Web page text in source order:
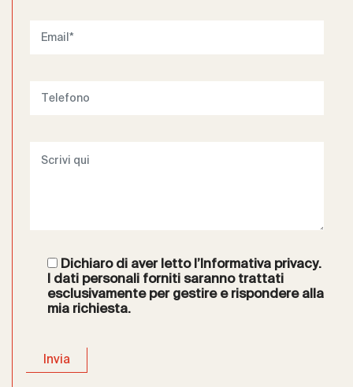
Dichiaro di aver letto l’Informativa privacy.
I dati personali forniti saranno trattati
esclusivamente per gestire e rispondere alla
mia richiesta.